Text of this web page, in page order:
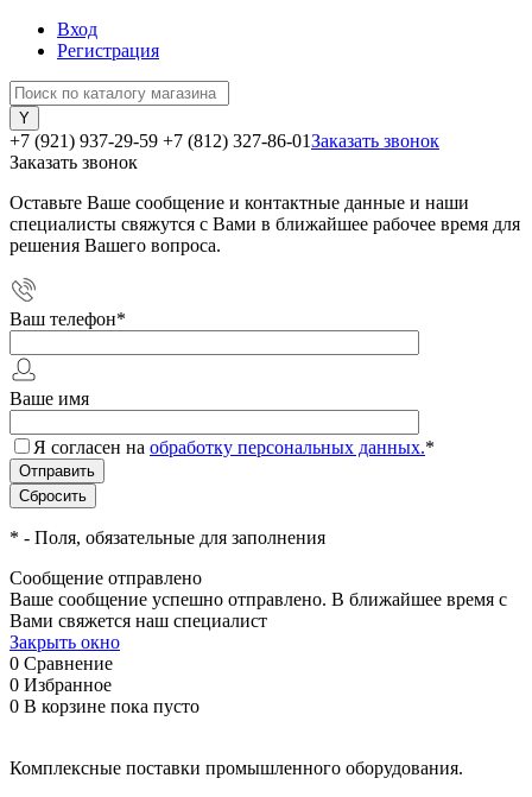
Вход
Регистрация
+7 (921) 937-29-59 +7 (812) 327-86-01Заказать звонок
Заказать звонок
Оставьте Ваше сообщение и контактные данные и наши
специалисты свяжутся с Вами в ближайшее рабочее время для
решения Вашего вопроса.
Ваш телефон*
Ваше имя
Я согласен на обработку персональных данных.*
* - Поля, обязательные для заполнения
Сообщение отправлено
Ваше сообщение успешно отправлено. В ближайшее время с
Вами свяжется наш специалист
Закрыть окно
0 Сравнение
0 Избранное
0 В корзине пока пусто
Комплексные поставки промышленного оборудования.